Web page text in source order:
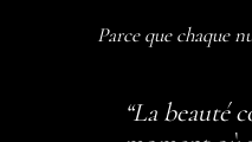
Parce que chaque
“La beauté